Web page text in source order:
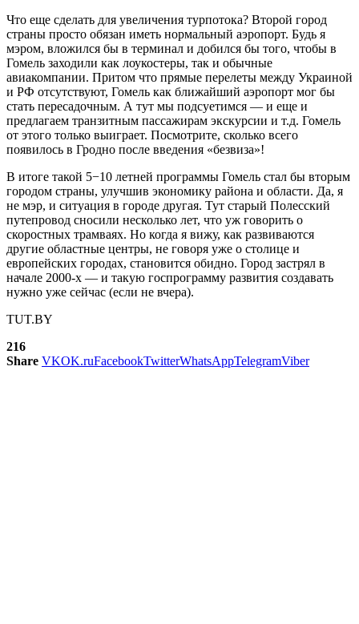
Что еще сделать для увеличения турпотока? Второй город
страны просто обязан иметь нормальный аэропорт. Будь я
мэром, вложился бы в терминал и добился бы того, чтобы в
Гомель заходили как лоукостеры, так и обычные
авиакомпании. Притом что прямые перелеты между Украиной
и РФ отсутствуют, Гомель как ближайший аэропорт мог бы
стать пересадочным. А тут мы подсуетимся — и еще и
предлагаем транзитным пассажирам экскурсии и т.д. Гомель
от этого только выиграет. Посмотрите, сколько всего
появилось в Гродно после введения «безвиза»!
В итоге такой 5−10 летней программы Гомель стал бы вторым
городом страны, улучшив экономику района и области. Да, я
не мэр, и ситуация в городе другая. Тут старый Полесский
путепровод сносили несколько лет, что уж говорить о
скоростных трамваях. Но когда я вижу, как развиваются
другие областные центры, не говоря уже о столице и
европейских городах, становится обидно. Город застрял в
начале 2000-х — и такую госпрограмму развития создавать
нужно уже сейчас (если не вчера).
TUT.BY
216
Share VKOK.ruFacebookTwitterWhatsAppTelegramViber